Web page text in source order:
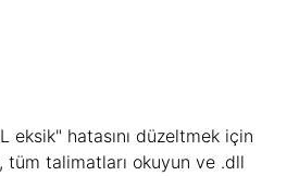
eksik" hatasını düzeltmek için
tüm talimatları okuyun ve .dll